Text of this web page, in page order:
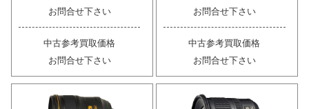
お問合せ下さい
中古参考買取価格
お問合せ下さい
お問合せ下さい
中古参考買取価格
お問合せ下さい